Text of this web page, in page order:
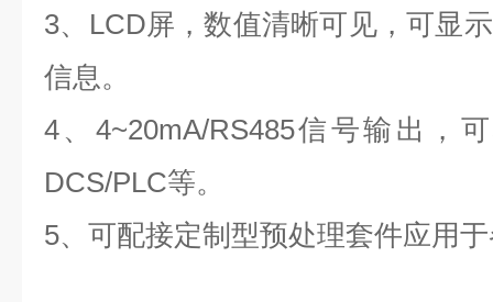
3、LCD屏，数值清晰可见，可显
信息。
4、4~20mA/RS485信号输出，
DCS/PLC等。
5、可配接定制型预处理套件应用